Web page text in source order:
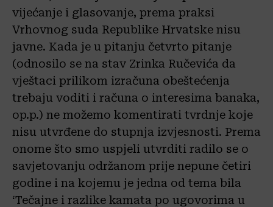
vijećanje i glasovanje, prema praksi
Vrhovnog suda Republike Hrvatske nisu
javne. Kada je u pitanju četvrto pitanje
(odnosilo se na stav Zrinka Ručevića da
vještaci prilikom izračuna obeštećenja
trebaju voditi i računa o interesima banaka,
op.p.) ne možemo komentirati tvrdnje koje
nisu utvrđene do stupnja izvjesnosti. Prema
onome što smo uspjeli utvrditi radilo se o
savjetovanju održanom prije nepune četiri
godine i na kojemu je jedna od tema bila
‘Tečajne i razlike kamata po ugovorima u